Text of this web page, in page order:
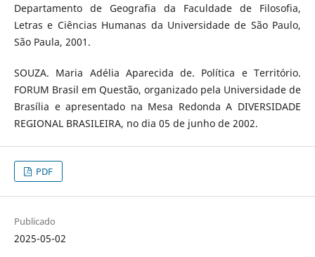
Departamento de Geografia da Faculdade de Filosofia,
Letras e Ciências Humanas da Universidade de São Paulo,
São Paula, 2001.
SOUZA. Maria Adélia Aparecida de. Política e Território.
FORUM Brasil em Questão, organizado pela Universidade de
Brasília e apresentado na Mesa Redonda A DIVERSIDADE
REGIONAL BRASILEIRA, no dia 05 de junho de 2002.
PDF
Publicado
2025-05-02